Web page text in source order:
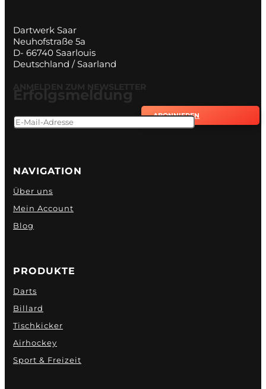
Dartwerk Saar
Neuhofstraße 5a
D- 66740 Saarlouis
Deutschland / Saarland
ANMELDEN ZUM NEWSLETTER
Erfolgsmeldung
ABONNIEREN
NAVIGATION
Über uns
Mein Account
Blog
PRODUKTE
Darts
Billard
Tischkicker
Airhockey
Sport & Freizeit